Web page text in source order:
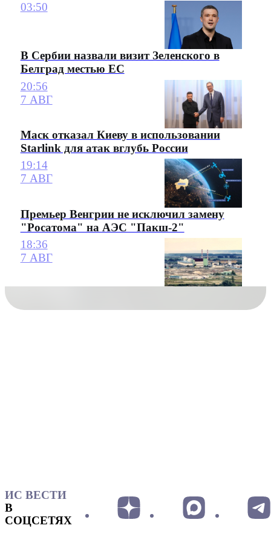
03:50
В Сербии назвали визит Зеленского в
Белград местью ЕС
20:56
7 АВГ
Маск отказал Киеву в использовании
Starlink для атак вглубь России
19:14
7 АВГ
Премьер Венгрии не исключил замену
"Росатома" на АЭС "Пакш-2"
18:36
7 АВГ
ИС ВЕСТИ
В
СОЦСЕТЯХ